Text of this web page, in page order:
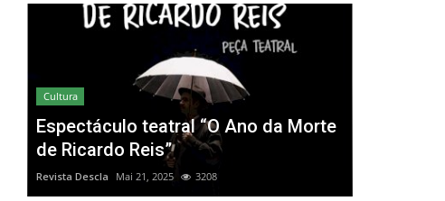
Cultura
Espectáculo teatral “O Ano da Morte
de Ricardo Reis”
Revista Descla Mai 21, 2025 3208